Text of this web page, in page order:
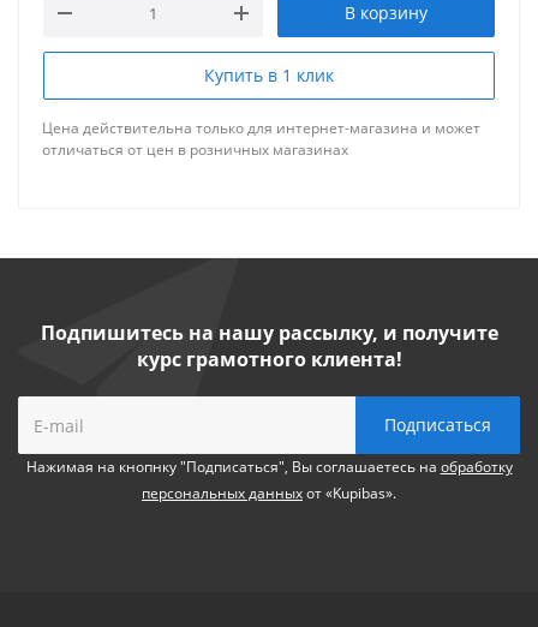
В корзину
Купить в 1 клик
Цена действительна только для интернет-магазина и может
отличаться от цен в розничных магазинах
Подпишитесь на нашу рассылку, и получите
курс грамотного клиента!
Нажимая на кнопнку "Подписаться", Вы соглашаетесь на обработку
персональных данныхот «Kupibas».